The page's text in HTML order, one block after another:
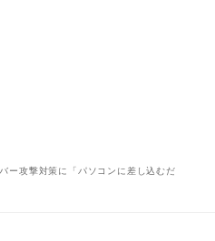
ー攻撃対策に「パソコンに差し込むだ